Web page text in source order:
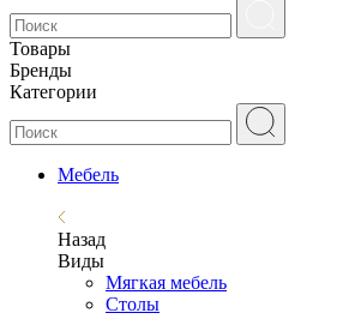
Товары
Бренды
Категории
Мебель
Назад
Виды
Мягкая мебель
Столы